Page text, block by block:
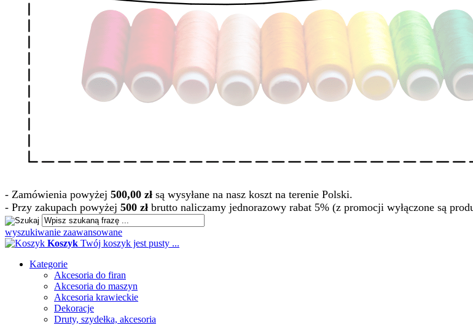
- Zamówienia powyżej 500,00 zł są wysyłane na nasz koszt na terenie Polski.
- Przy zakupach powyżej 500 zł brutto naliczamy jednorazowy rabat 5% (z promocji wyłączone są
wyszukiwanie zaawansowane
Koszyk Twój koszyk jest pusty ...
Kategorie
Akcesoria do firan
Akcesoria do maszyn
Akcesoria krawieckie
Dekoracje
Druty, szydełka, akcesoria